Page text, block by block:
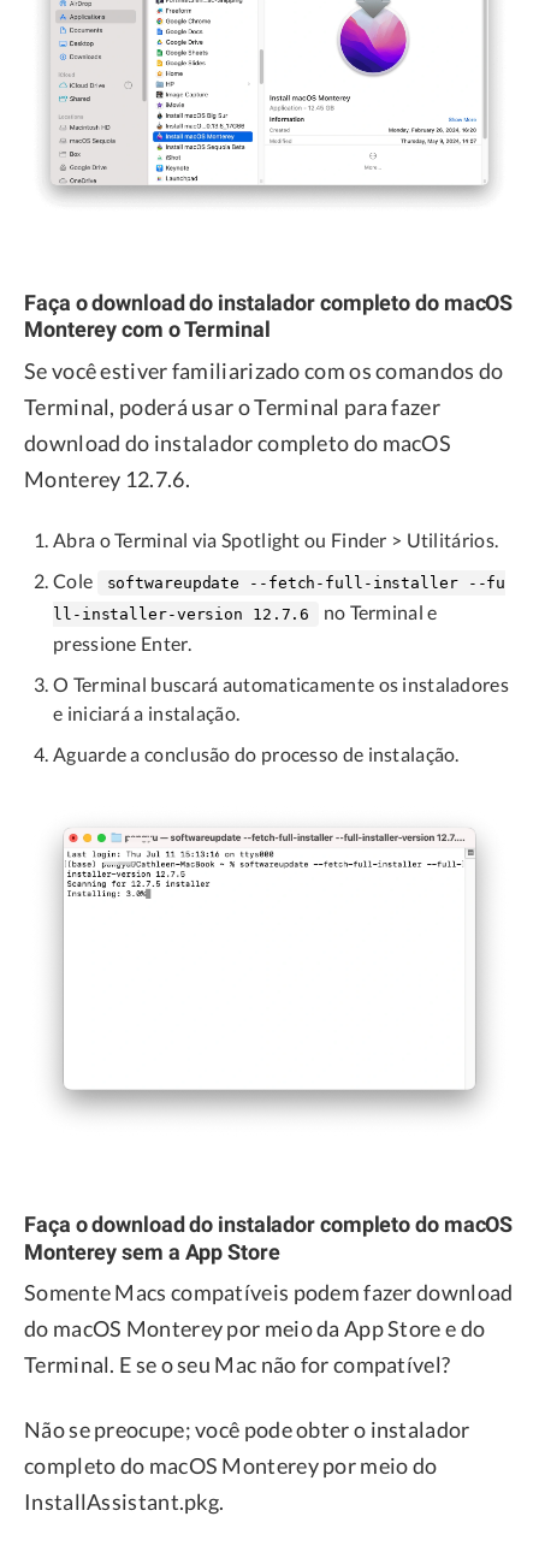
Faça o download do instalador completo do macOS
Monterey com o Terminal
Se você estiver familiarizado com os comandos do
Terminal, poderá usar o Terminal para fazer
download do instalador completo do macOS
Monterey 12.7.6.
Abra o Terminal via Spotlight ou Finder > Utilitários.
Cole
softwareupdate --fetch-full-installer --fu
ll-installer-version 12.7.6
no Terminal e
pressione Enter.
O Terminal buscará automaticamente os instaladores
e iniciará a instalação.
Aguarde a conclusão do processo de instalação.
Faça o download do instalador completo do macOS
Monterey sem a App Store
Somente Macs compatíveis podem fazer download
do macOS Monterey por meio da App Store e do
Terminal. E se o seu Mac não for compatível?
Não se preocupe; você pode obter o instalador
completo do macOS Monterey por meio do
InstallAssistant.pkg.